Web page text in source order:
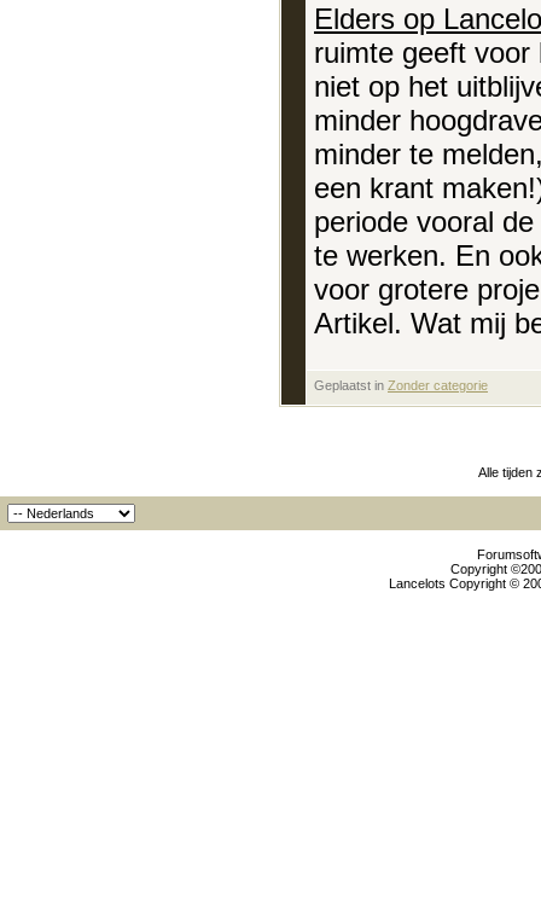
Elders op
ruimte geeft
niet op het
minder
minder te
een krant
periode vooral
te werken. En
voor grotere
Artikel. Wat mij
Geplaatst in Zonder categorie
Alle tijden
Copyright
Lancelots Copyright ©